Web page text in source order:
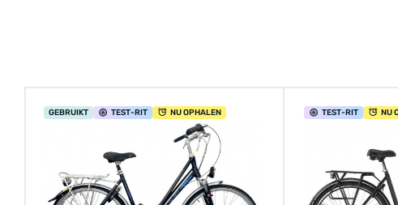
GEBRUIKT TEST-RIT NU OPHALEN TEST-RIT NU